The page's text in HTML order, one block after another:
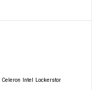
Celeron Intel Lockerstor